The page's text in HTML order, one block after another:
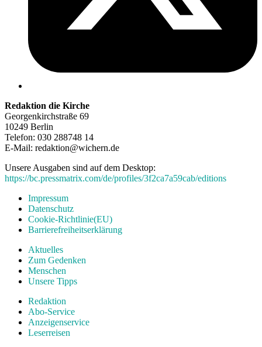
Redaktion die Kirche
Georgenkirchstraße 69
10249 Berlin
Telefon: 030 288748 14
E-Mail: redaktion@wichern.de
Unsere Ausgaben sind auf dem Desktop:
https://bc.pressmatrix.com/de/profiles/3f2ca7a59cab/editions
Impressum
Datenschutz
Cookie-Richtlinie(EU)
Barrierefreiheitserklärung
Aktuelles
Zum Gedenken
Menschen
Unsere Tipps
Redaktion
Abo-Service
Anzeigenservice
Leserreisen